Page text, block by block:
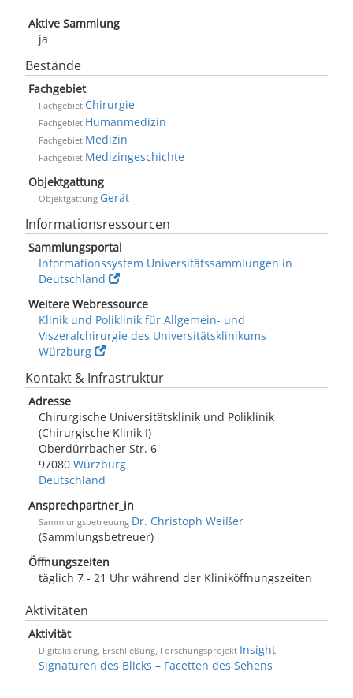
Aktive Sammlung
ja
Bestände
Fachgebiet
Fachgebiet Chirurgie
Fachgebiet Humanmedizin
Fachgebiet Medizin
Fachgebiet Medizingeschichte
Objektgattung
Objektgattung Gerät
Informationsressourcen
Sammlungsportal
Informationssystem Universitätssammlungen in
Deutschland
Weitere Webressource
Klinik und Poliklinik für Allgemein- und
Viszeralchirurgie des Universitätsklinikums
Würzburg
Kontakt & Infrastruktur
Adresse
Chirurgische Universitätsklinik und Poliklinik
(Chirurgische Klinik I)
Oberdürrbacher Str. 6
97080 Würzburg
Deutschland
Ansprechpartner_in
Sammlungsbetreuung Dr. Christoph Weißer
(Sammlungsbetreuer)
Öffnungszeiten
täglich 7 - 21 Uhr während der Kliniköffnungszeiten
Aktivitäten
Aktivität
Digitalisierung, Erschließung, Forschungsprojekt Insight -
Signaturen des Blicks – Facetten des Sehens